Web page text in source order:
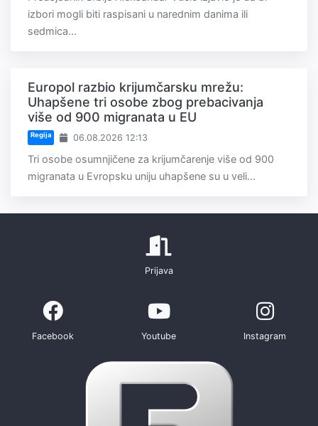
izbori mogli biti raspisani u narednim danima ili
sedmica...
Europol razbio krijumčarsku mrežu:
Uhapšene tri osobe zbog prebacivanja
više od 900 migranata u EU
Regija 06.08.2026 12:13
Tri osobe osumnjičene za krijumčarenje više od 900
migranata u Evropsku uniju uhapšene su u veli...
Prijava
Facebook Youtube Instagram